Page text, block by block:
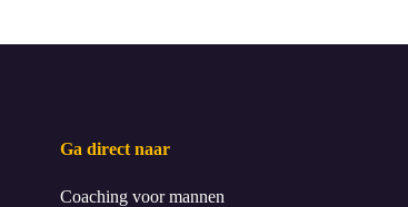
Ga direct naar
Coaching voor mannen